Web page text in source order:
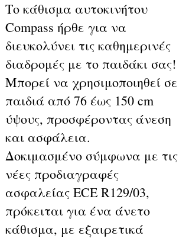
Το κάθισμα αυτοκινήτου
Compass ήρθε για να
διευκολύνει τις καθημερινές
διαδρομές με το παιδάκι σας!
Μπορεί να χρησιμοποιηθεί σε
παιδιά από 76 έως 150 cm
ύψους, προσφέροντας άνεση
και ασφάλεια.
Δοκιμασμένο σύμφωνα με τις
νέες προδιαγραφές
ασφαλείας ECE R129/03,
πρόκειται για ένα άνετο
κάθισμα, με εξαιρετικά